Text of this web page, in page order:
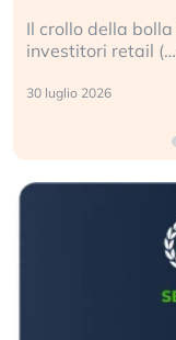
Il crollo della
investitori retail
30 luglio 2026